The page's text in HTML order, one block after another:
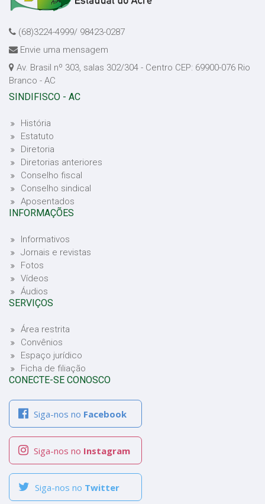
(68)3224-4999/ 98423-0287
Envie uma mensagem
Av. Brasil nº 303, salas 302/304 - Centro CEP: 69900-076 Rio
Branco - AC
SINDIFISCO - AC
História
Estatuto
Diretoria
Diretorias anteriores
Conselho fiscal
Conselho sindical
Aposentados
INFORMAÇÕES
Informativos
Jornais e revistas
Fotos
Vídeos
Áudios
SERVIÇOS
Área restrita
Convênios
Espaço jurídico
Ficha de filiação
CONECTE-SE CONOSCO
Siga-nos no Facebook
Siga-nos no Instagram
Siga-nos no Twitter